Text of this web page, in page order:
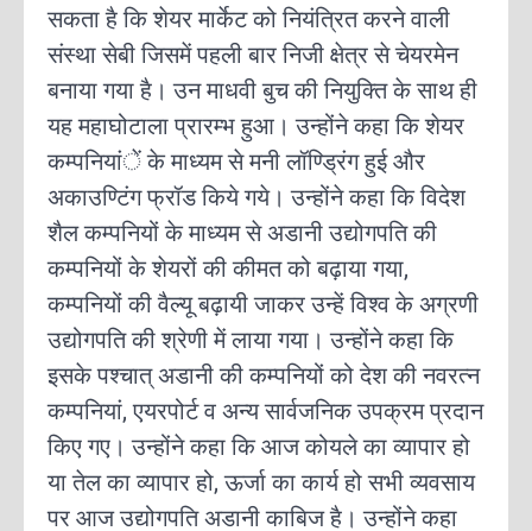
सकता है कि शेयर मार्केट को नियंत्रित करने वाली
संस्था सेबी जिसमें पहली बार निजी क्षेत्र से चेयरमेन
बनाया गया है। उन माधवी बुच की नियुक्ति के साथ ही
यह महाघोटाला प्रारम्भ हुआ। उन्होंने कहा कि शेयर
कम्पनियांें के माध्यम से मनी लॉण्ड्रिंग हुई और
अकाउण्टिंग फ्रॉड किये गये। उन्होंने कहा कि विदेश
शैल कम्पनियों के माध्यम से अडानी उद्योगपति की
कम्पनियों के शेयरों की कीमत को बढ़ाया गया,
कम्पनियों की वैल्यू बढ़ायी जाकर उन्हें विश्व के अग्रणी
उद्योगपति की श्रेणी में लाया गया। उन्होंने कहा कि
इसके पश्चात् अडानी की कम्पनियों को देश की नवरत्न
कम्पनियां, एयरपोर्ट व अन्य सार्वजनिक उपक्रम प्रदान
किए गए। उन्होंने कहा कि आज कोयले का व्यापार हो
या तेल का व्यापार हो, ऊर्जा का कार्य हो सभी व्यवसाय
पर आज उद्योगपति अडानी काबिज है। उन्होंने कहा